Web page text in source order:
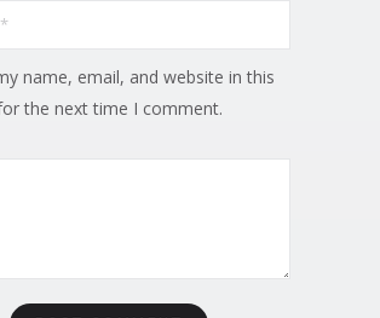
name, email, and website in this
the next time I comment.